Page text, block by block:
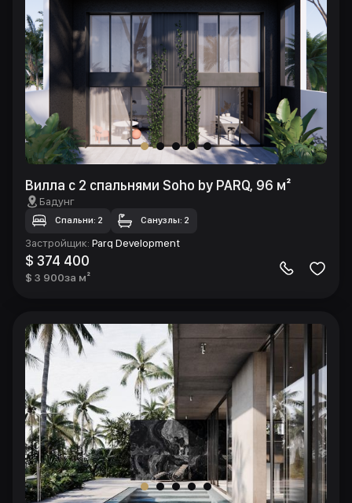
Вилла с 2 спальнями Soho by PARQ, 96 м²
Бадунг
Спальни: 2 Санузлы: 2
Застройщик: Parq Development
$ 374 400
$ 3 900за м²